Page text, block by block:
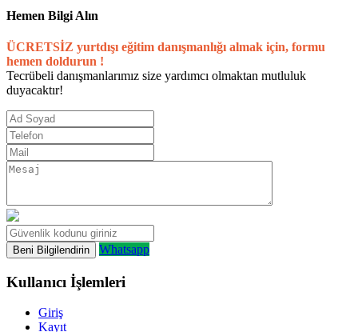
Hemen Bilgi Alın
ÜCRETSİZ yurtdışı eğitim danışmanlığı almak için, formu
hemen doldurun !
Tecrübeli danışmanlarımız size yardımcı olmaktan mutluluk
duyacaktır!
Whatsapp
Kullanıcı İşlemleri
Giriş
Kayıt